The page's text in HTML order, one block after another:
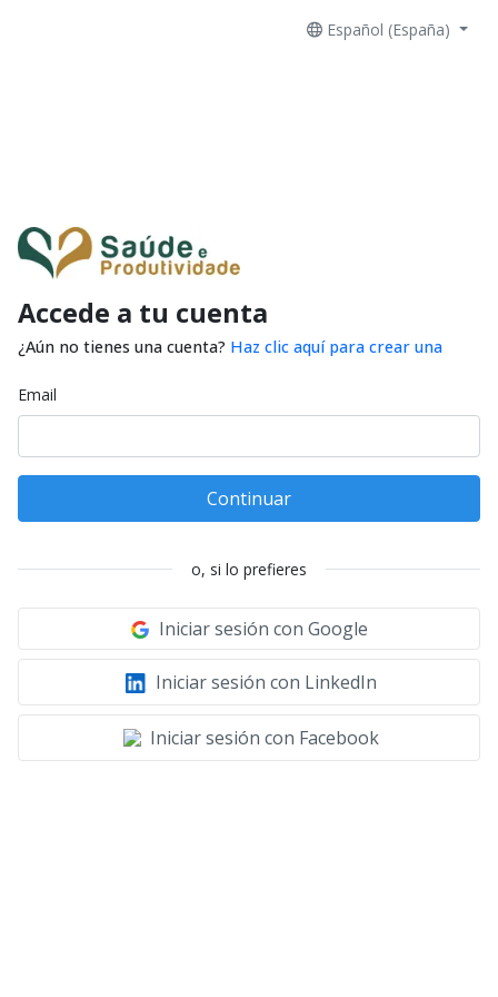
Español (España)
Accede a tu cuenta
¿Aún no tienes una cuenta? Haz clic aquí para crear una
Email
Continuar
o, si lo prefieres
Iniciar sesión con Google
Iniciar sesión con LinkedIn
Iniciar sesión con Facebook